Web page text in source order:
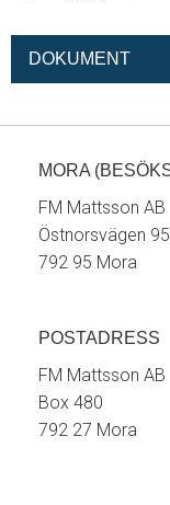
DOKUMENT
MORA
FM Mattsson AB
Östnorsvägen 95
792 95 Mora
POSTADRESS
FM Mattsson AB
Box 480
792 27 Mora